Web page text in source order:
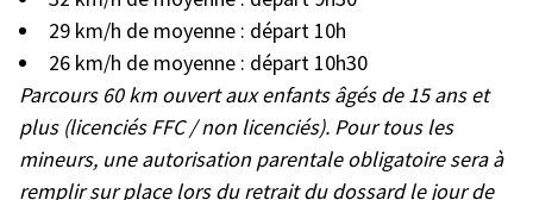
29 km/h de moyenne : départ 10h
26 km/h de moyenne : départ 10h30
Parcours 60 km ouvert aux enfants âgés de 15 ans et
plus (licenciés FFC / non licenciés). Pour tous les
mineurs, une autorisation parentale obligatoire sera à
remplir sur place lors du retrait du dossard le jour de